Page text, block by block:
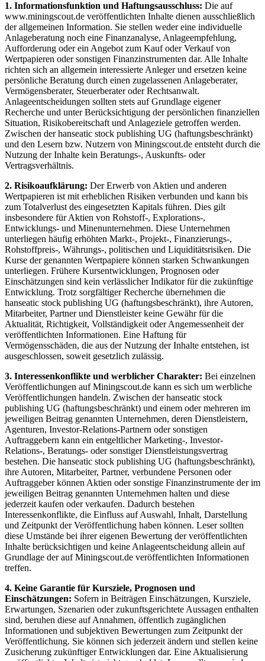
1. Informationsfunktion und Haftungsausschluss: Die auf
www.miningscout.de veröffentlichten Inhalte dienen ausschließlich
der allgemeinen Information. Sie stellen weder eine individuelle
Anlageberatung noch eine Finanzanalyse, Anlageempfehlung,
Aufforderung oder ein Angebot zum Kauf oder Verkauf von
Wertpapieren oder sonstigen Finanzinstrumenten dar. Alle Inhalte
richten sich an allgemein interessierte Anleger und ersetzen keine
persönliche Beratung durch einen zugelassenen Anlageberater,
Vermögensberater, Steuerberater oder Rechtsanwalt.
Anlageentscheidungen sollten stets auf Grundlage eigener
Recherche und unter Berücksichtigung der persönlichen finanziellen
Situation, Risikobereitschaft und Anlageziele getroffen werden.
Zwischen der hanseatic stock publishing UG (haftungsbeschränkt)
und den Lesern bzw. Nutzern von Miningscout.de entsteht durch die
Nutzung der Inhalte kein Beratungs-, Auskunfts- oder
Vertragsverhältnis.
2. Risikoaufklärung: Der Erwerb von Aktien und anderen
Wertpapieren ist mit erheblichen Risiken verbunden und kann bis
zum Totalverlust des eingesetzten Kapitals führen. Dies gilt
insbesondere für Aktien von Rohstoff-, Explorations-,
Entwicklungs- und Minenunternehmen. Diese Unternehmen
unterliegen häufig erhöhten Markt-, Projekt-, Finanzierungs-,
Rohstoffpreis-, Währungs-, politischen und Liquiditätsrisiken. Die
Kurse der genannten Wertpapiere können starken Schwankungen
unterliegen. Frühere Kursentwicklungen, Prognosen oder
Einschätzungen sind kein verlässlicher Indikator für die zukünftige
Entwicklung. Trotz sorgfältiger Recherche übernehmen die
hanseatic stock publishing UG (haftungsbeschränkt), ihre Autoren,
Mitarbeiter, Partner und Dienstleister keine Gewähr für die
Aktualität, Richtigkeit, Vollständigkeit oder Angemessenheit der
veröffentlichten Informationen. Eine Haftung für
Vermögensschäden, die aus der Nutzung der Inhalte entstehen, ist
ausgeschlossen, soweit gesetzlich zulässig.
3. Interessenkonflikte und werblicher Charakter: Bei einzelnen
Veröffentlichungen auf Miningscout.de kann es sich um werbliche
Veröffentlichungen handeln. Zwischen der hanseatic stock
publishing UG (haftungsbeschränkt) und einem oder mehreren im
jeweiligen Beitrag genannten Unternehmen, deren Dienstleistern,
Agenturen, Investor-Relations-Partnern oder sonstigen
Auftraggebern kann ein entgeltlicher Marketing-, Investor-
Relations-, Beratungs- oder sonstiger Dienstleistungsvertrag
bestehen. Die hanseatic stock publishing UG (haftungsbeschränkt),
ihre Autoren, Mitarbeiter, Partner, verbundene Personen oder
Auftraggeber können Aktien oder sonstige Finanzinstrumente der im
jeweiligen Beitrag genannten Unternehmen halten und diese
jederzeit kaufen oder verkaufen. Dadurch bestehen
Interessenkonflikte, die Einfluss auf Auswahl, Inhalt, Darstellung
und Zeitpunkt der Veröffentlichung haben können. Leser sollten
diese Umstände bei ihrer eigenen Bewertung der veröffentlichten
Inhalte berücksichtigen und keine Anlageentscheidung allein auf
Grundlage der auf Miningscout.de veröffentlichten Informationen
treffen.
4. Keine Garantie für Kursziele, Prognosen und
Einschätzungen: Sofern in Beiträgen Einschätzungen, Kursziele,
Erwartungen, Szenarien oder zukunftsgerichtete Aussagen enthalten
sind, beruhen diese auf Annahmen, öffentlich zugänglichen
Informationen und subjektiven Bewertungen zum Zeitpunkt der
Veröffentlichung. Sie können sich jederzeit ändern und stellen keine
Zusicherung zukünftiger Entwicklungen dar. Eine Aktualisierung